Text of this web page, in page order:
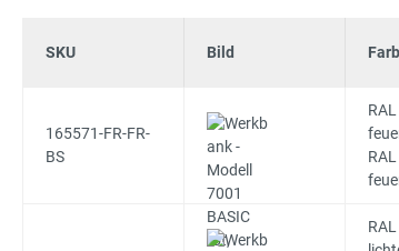
SKU Bild
165571-FR-FR-
BS